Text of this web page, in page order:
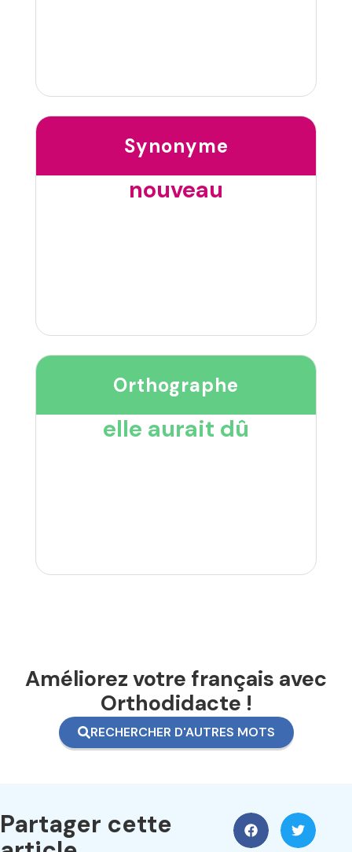
Synonyme
nouveau
Orthographe
elle aurait dû
Améliorez votre français avec
Orthodidacte !
RECHERCHER D'AUTRES MOTS
Partager cette